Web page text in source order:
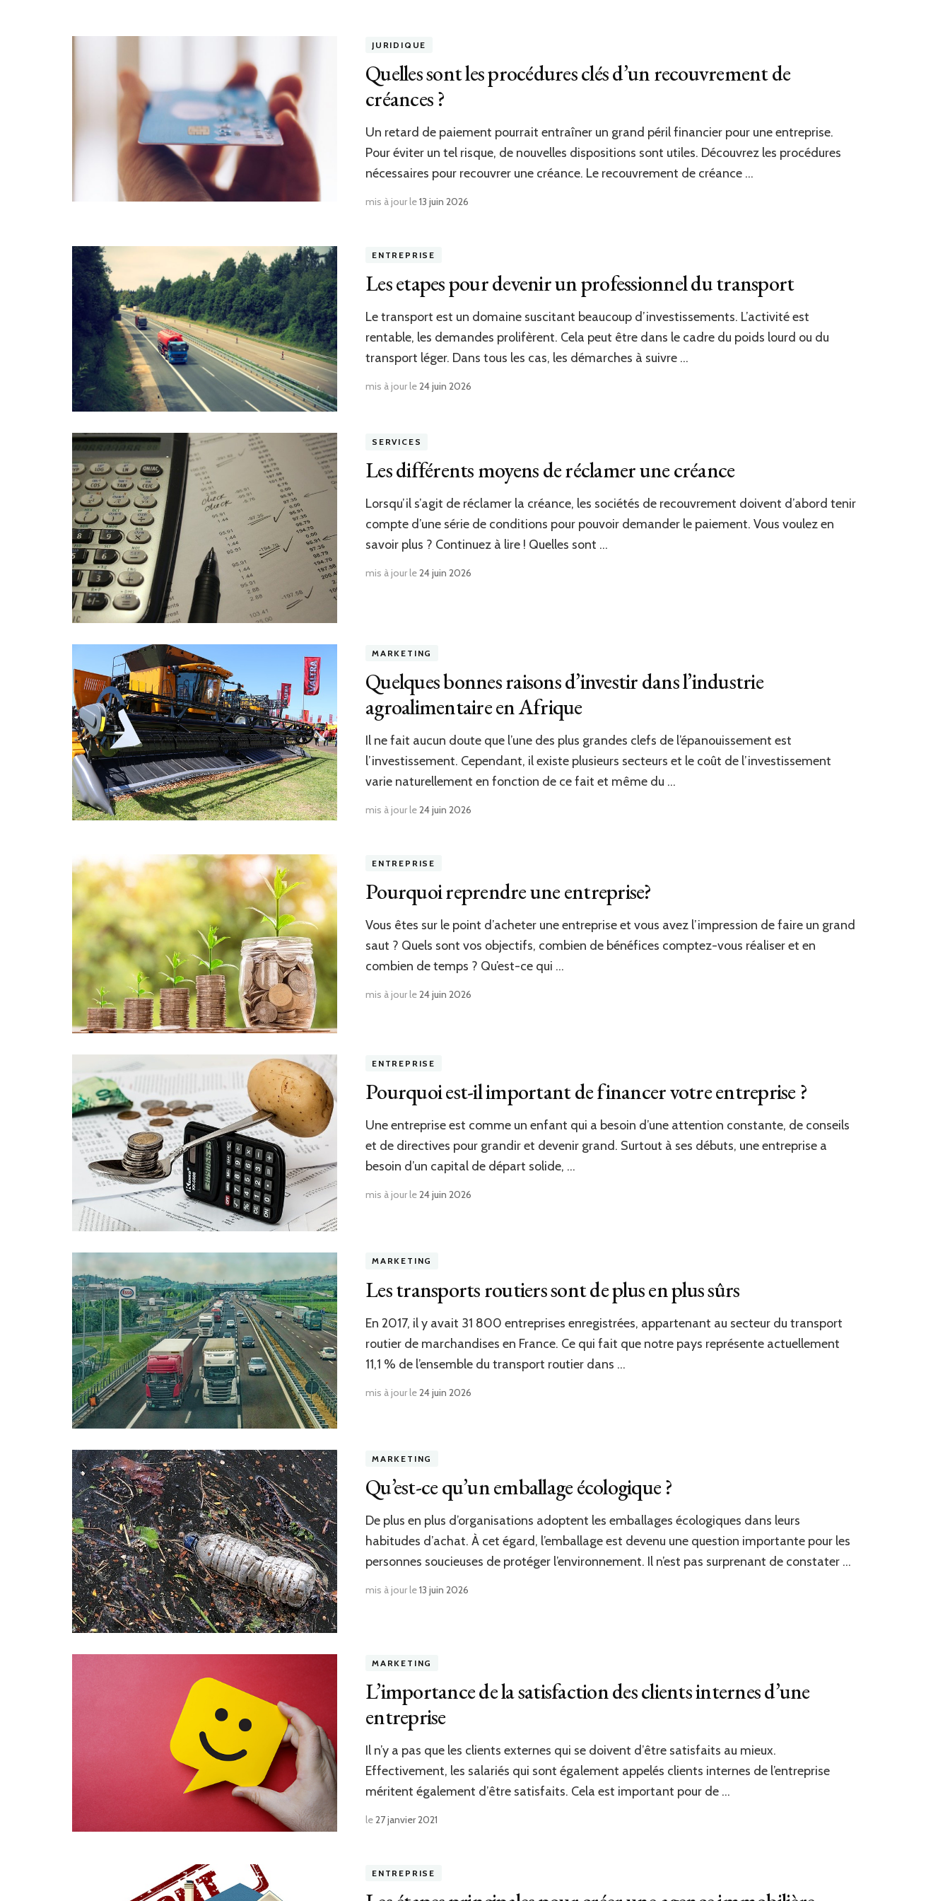
JURIDIQUE
Quelles sont les procédures clés d’un recouvrement de
créances ?
Un retard de paiement pourrait entraîner un grand péril financier pour une entreprise.
Pour éviter un tel risque, de nouvelles dispositions sont utiles. Découvrez les procédures
nécessaires pour recouvrer une créance. Le recouvrement de créance …
mis à jour le13 juin 2026
ENTREPRISE
Les etapes pour devenir un professionnel du transport
Le transport est un domaine suscitant beaucoup d’investissements. L’activité est
rentable, les demandes prolifèrent. Cela peut être dans le cadre du poids lourd ou du
transport léger. Dans tous les cas, les démarches à suivre …
mis à jour le24 juin 2026
SERVICES
Les différents moyens de réclamer une créance
Lorsqu’il s’agit de réclamer la créance, les sociétés de recouvrement doivent d’abord tenir
compte d’une série de conditions pour pouvoir demander le paiement. Vous voulez en
savoir plus ? Continuez à lire ! Quelles sont …
mis à jour le24 juin 2026
MARKETING
Quelques bonnes raisons d’investir dans l’industrie
agroalimentaire en Afrique
Il ne fait aucun doute que l’une des plus grandes clefs de l’épanouissement est
l’investissement. Cependant, il existe plusieurs secteurs et le coût de l’investissement
varie naturellement en fonction de ce fait et même du …
mis à jour le24 juin 2026
ENTREPRISE
Pourquoi reprendre une entreprise?
Vous êtes sur le point d’acheter une entreprise et vous avez l’impression de faire un grand
saut ? Quels sont vos objectifs, combien de bénéfices comptez-vous réaliser et en
combien de temps ? Qu’est-ce qui …
mis à jour le24 juin 2026
ENTREPRISE
Pourquoi est-il important de financer votre entreprise ?
Une entreprise est comme un enfant qui a besoin d’une attention constante, de conseils
et de directives pour grandir et devenir grand. Surtout à ses débuts, une entreprise a
besoin d’un capital de départ solide, …
mis à jour le24 juin 2026
MARKETING
Les transports routiers sont de plus en plus sûrs
En 2017, il y avait 31 800 entreprises enregistrées, appartenant au secteur du transport
routier de marchandises en France. Ce qui fait que notre pays représente actuellement
11,1 % de l’ensemble du transport routier dans …
mis à jour le24 juin 2026
MARKETING
Qu’est-ce qu’un emballage écologique ?
De plus en plus d’organisations adoptent les emballages écologiques dans leurs
habitudes d’achat. À cet égard, l’emballage est devenu une question importante pour les
personnes soucieuses de protéger l’environnement. Il n’est pas surprenant de constater …
mis à jour le13 juin 2026
MARKETING
L’importance de la satisfaction des clients internes d’une
entreprise
Il n’y a pas que les clients externes qui se doivent d’être satisfaits au mieux.
Effectivement, les salariés qui sont également appelés clients internes de l’entreprise
méritent également d’être satisfaits. Cela est important pour de …
le27 janvier 2021
ENTREPRISE